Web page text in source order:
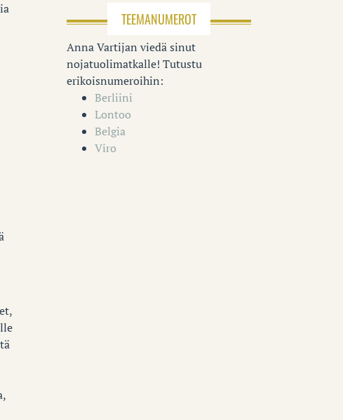
TEEMANUMEROT
Anna Vartijan viedä sinut
nojatuolimatkalle! Tutustu
erikoisnumeroihin:
Berliini
Lontoo
Belgia
Viro